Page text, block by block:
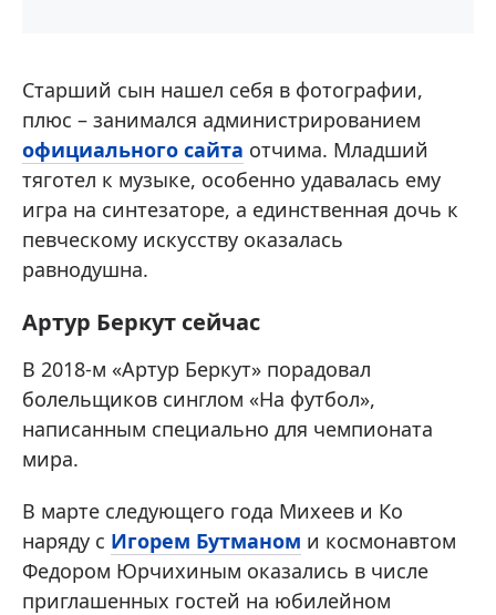
Старший сын нашел себя в фотографии,
плюс – занимался администрированием
официального сайта отчима. Младший
тяготел к музыке, особенно удавалась ему
игра на синтезаторе, а единственная дочь к
певческому искусству оказалась
равнодушна.
Артур Беркут сейчас
В 2018-м «Артур Беркут» порадовал
болельщиков синглом «На футбол»,
написанным специально для чемпионата
мира.
В марте следующего года Михеев и Ко
наряду с Игорем Бутманом и космонавтом
Федором Юрчихиным оказались в числе
приглашенных гостей на юбилейном